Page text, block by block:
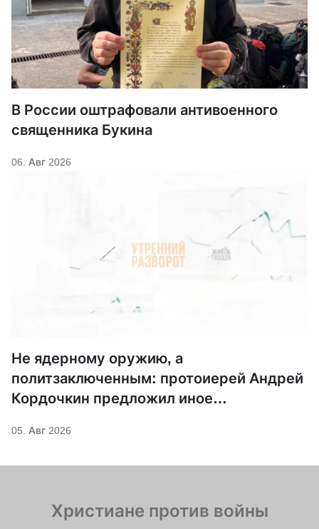
В России оштрафовали антивоенного
священника Букина
06. Авг 2026
Не ядерному оружию, а
политзаключенным: протоиерей Андрей
Кордочкин предложил иное
Саровского
05. Авг 2026
Христиане против войны